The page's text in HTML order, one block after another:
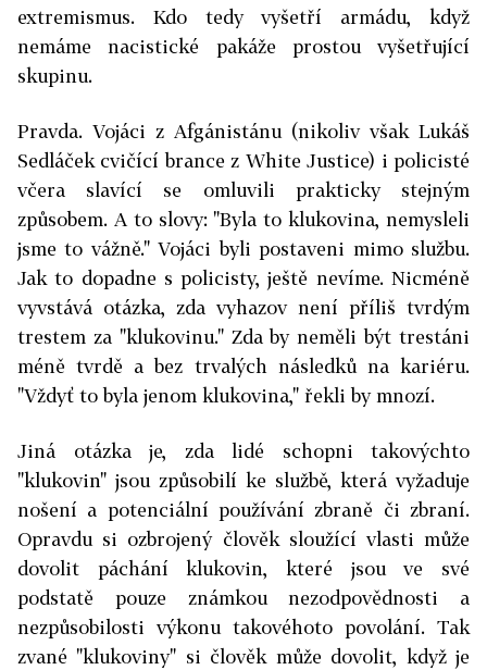
extremismus. Kdo tedy vyšetří armádu, když
nemáme nacistické pakáže prostou vyšetřující
skupinu.
Pravda. Vojáci z Afgánistánu (nikoliv však Lukáš
Sedláček cvičící brance z White Justice) i policisté
včera slavící se omluvili prakticky stejným
způsobem. A to slovy: "Byla to klukovina, nemysleli
jsme to vážně." Vojáci byli postaveni mimo službu.
Jak to dopadne s policisty, ještě nevíme. Nicméně
vyvstává otázka, zda vyhazov není příliš tvrdým
trestem za "klukovinu." Zda by neměli být trestáni
méně tvrdě a bez trvalých následků na kariéru.
"Vždyť to byla jenom klukovina," řekli by mnozí.
Jiná otázka je, zda lidé schopni takovýchto
"klukovin" jsou způsobilí ke službě, která vyžaduje
nošení a potenciální používání zbraně či zbraní.
Opravdu si ozbrojený člověk sloužící vlasti může
dovolit páchání klukovin, které jsou ve své
podstatě pouze známkou nezodpovědnosti a
nezpůsobilosti výkonu takovéhoto povolání. Tak
zvané "klukoviny" si člověk může dovolit, když je